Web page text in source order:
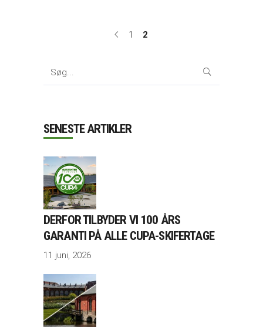
1 2
Search
SENESTE ARTIKLER
DERFOR TILBYDER VI 100 ÅRS
GARANTI PÅ ALLE CUPA-SKIFERTAGE
11 juni, 2026